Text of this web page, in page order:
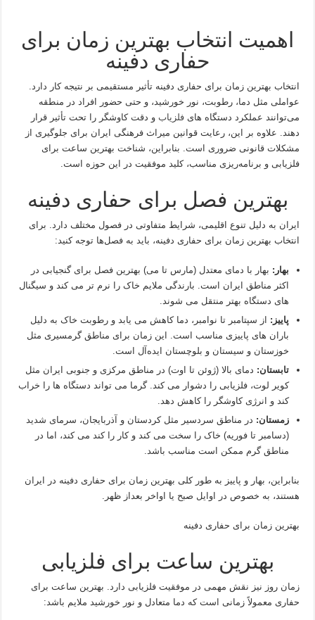
اهمیت انتخاب بهترین زمان برای
حفاری دفینه
انتخاب بهترین زمان برای حفاری دفینه تأثیر مستقیمی بر نتیجه کار دارد.
عواملی مثل دما، رطوبت، نور خورشید، و حتی حضور افراد در منطقه
می‌توانند عملکرد دستگاه‌ هایفلزیاب و دقت کاوشگر را تحت تأثیر قرار
دهند. علاوه بر این، رعایت قوانین میراث فرهنگی ایران برای جلوگیری از
مشکلات قانونی ضروری است. بنابراین، شناخت بهترین ساعت برای
فلزیابی و برنامه‌ریزی مناسب، کلید موفقیت در این حوزه است.
بهترین فصل برای حفاری دفینه
ایران به دلیل تنوع اقلیمی، شرایط متفاوتی در فصول مختلف دارد. برای
انتخاب بهترین زمان برای حفاری دفینه، باید به فصل‌ها توجه کنید:
بهار: بهار با دمای معتدل (مارس تا می) بهترین فصل برای گنجیابی در
اکثر مناطق ایران است. بارندگی ملایم خاک را نرم‌ تر می‌ کند و سیگنال‌
های دستگاه بهتر منتقل می‌ شوند.
پاییز: از سپتامبر تا نوامبر، دما کاهش می‌ یابد و رطوبت خاک به دلیل
باران‌ های پاییزی مناسب است. این زمان برای مناطق گرمسیری مثل
خوزستان و سیستان و بلوچستان ایده‌آل است.
تابستان: دمای بالا (ژوئن تا اوت) در مناطق مرکزی و جنوبی ایران مثل
کویر لوت، فلزیابی را دشوار می‌ کند. گرما می‌ تواند دستگاه‌ ها را خراب
کند و انرژی کاوشگر را کاهش دهد.
زمستان: در مناطق سردسیر مثل کردستان و آذربایجان، سرمای شدید
(دسامبر تا فوریه) خاک را سخت می‌ کند و کار را کند می‌ کند، اما در
مناطق گرم ممکن است مناسب باشد.
بنابراین، بهار و پاییز به طور کلی بهترین زمان برای حفاری دفینه در ایران
هستند، به‌ خصوص در اوایل صبح یا اواخر بعداز ظهر.
بهترین زمان برای حفاری دفینه
بهترین ساعت برای فلزیابی
زمان روز نیز نقش مهمی در موفقیت فلزیابی دارد. بهترین ساعت برای
حفاری معمولاً زمانی است که دما متعادل و نور خورشید ملایم باشد: